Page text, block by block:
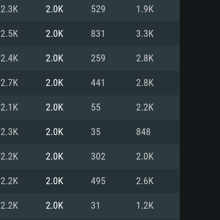
mais
com DirectX 11 ou superior;
ou superior, Radeon RX 570
i7 (Intel Xeon não suportado)
Vega II ou superior com
banda larga.
de 6 meses) / equivalentes
com os drivers mais
2.3K 2.0K 529 1.9K
2.5K 2.0K 831 3.3K
2.4K 2.0K 259 2.8K
2.7K 2.0K 441 2.8K
2.1K 2.0K 55 2.2K
2.3K 2.0K 35 848
2.2K 2.0K 302 2.0K
2.2K 2.0K 495 2.6K
2.2K 2.0K 31 1.2K